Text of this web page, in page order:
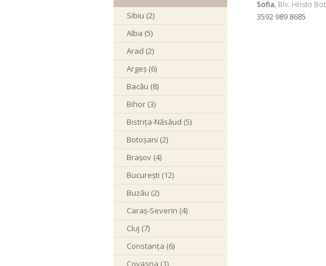
Sibiu (2)
Alba (5)
Arad (2)
Argeș (6)
Bacău (8)
Bihor (3)
Bistrița-Năsăud (5)
Botoșani (2)
Brașov (4)
București (12)
Buzău (2)
Caraș-Severin (4)
Cluj (7)
Constanța (6)
Covasna (1)
Sofia, Blv. Hristo
3592 989 8685